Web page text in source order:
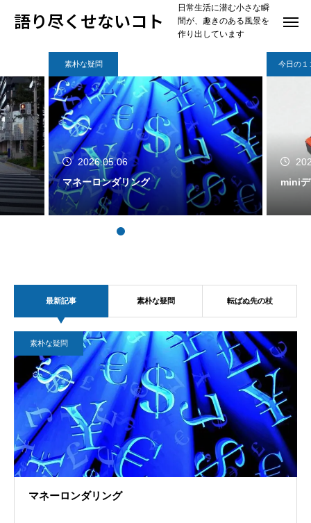
語り尽くせないコト
日常生活に潜む小さな瞬
間が、趣きのある風景を
作り出しています
素朴な疑問
2026.05.06
マネーロンダリング
今日の１
mini
最新記事 素朴な疑問 転ばぬ先の杖
素朴な疑問
マネーロンダリング